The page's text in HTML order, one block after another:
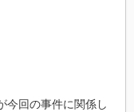
今回の事件に関係し